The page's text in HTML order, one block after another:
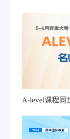
A-level课程同